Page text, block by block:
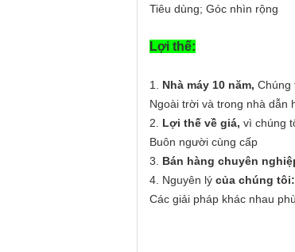
Tiêu dùng; Góc nhìn rộng
Lợi thế:
1. Nhà máy 10 năm, Chúng
Ngoài trời và trong nhà dẫn
2. Lợi thế về giá, vì chúng
Buôn người cùng cấp
3. Bán hàng chuyên
4. Nguyên lý của chúng
Các giải pháp khác nhau